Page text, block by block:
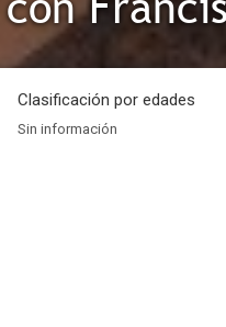
Clasificación por edades
Sin información